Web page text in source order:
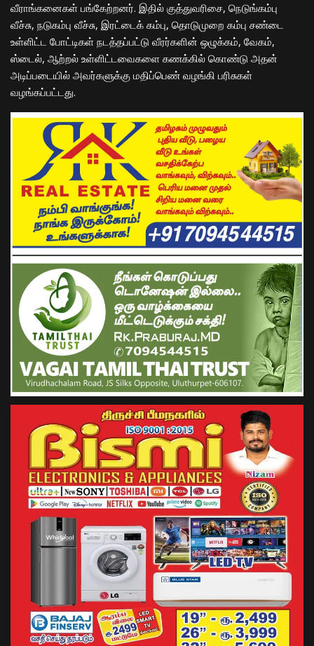
வீராங்கனைகள் பங்கேற்றனர். இதில் குத்துவரிசை, நெடுங்கம்பு
வீச்சு, நடுகம்பு வீச்சு, இரட்டைக் கம்பு, தொடுமுறை கம்பு சண்டை
உள்ளிட்ட போட்டிகள் நடத்தப்பட்டு வீரர்களின் ஒழுக்கம், வேகம்,
ஸ்டைல், ஆற்றல் உள்ளிட்டவைகளை கணக்கில் கொண்டு அதன்
அடிப்படையில் அவர்களுக்கு மதிப்பெண் வழங்கி பரிசுகள்
வழங்கப்பட்டது.